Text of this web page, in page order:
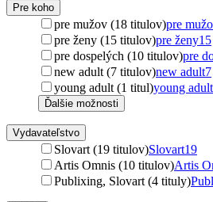
Pre koho
pre mužov (18 titulov)pre
pre ženy (15 titulov)pre ženy15
pre dospelých (10 titulov)pre
new adult (7 titulov)new adult7
young adult (1 titul)young adult
Ďalšie možnosti
Vydavateľstvo
Slovart (19 titulov)Slovart19
Artis Omnis (10 titulov)Artis
Publixing, Slovart (4 tituly)